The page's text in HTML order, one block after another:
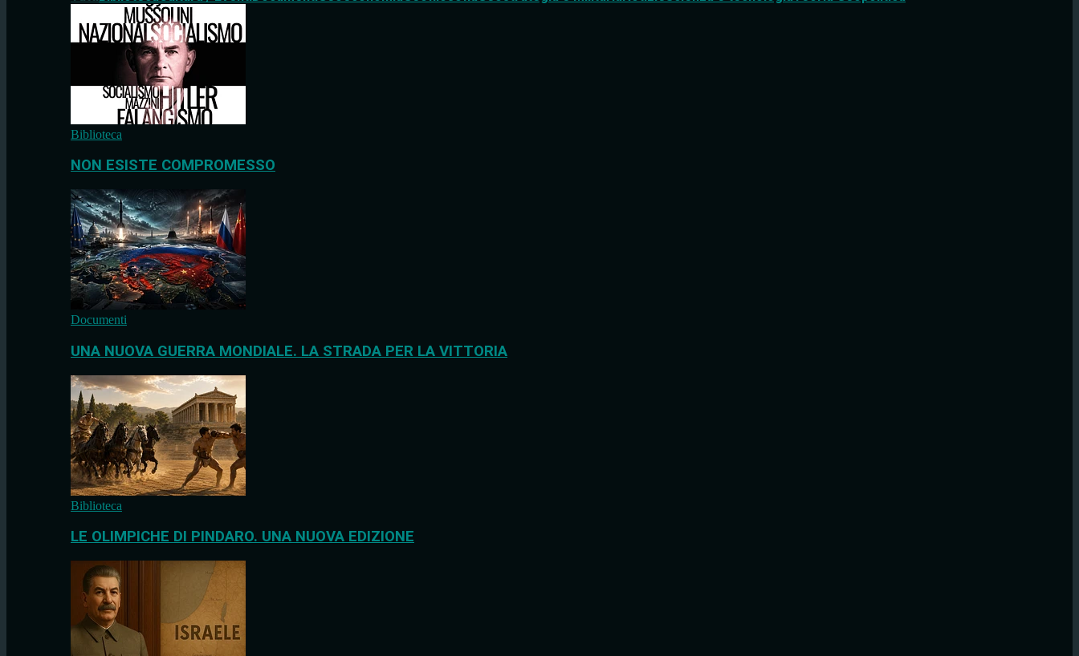
Biblioteca
NON ESISTE COMPROMESSO
Documenti
UNA NUOVA GUERRA MONDIALE. LA STRADA PER LA VITTORIA
Biblioteca
LE OLIMPICHE DI PINDARO. UNA NUOVA EDIZIONE